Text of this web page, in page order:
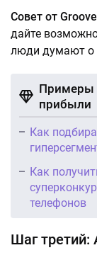
Совет от Groove
дайте
люди думают о
Примеры
прибыли
Как
Как
телефонов
Шаг третий: